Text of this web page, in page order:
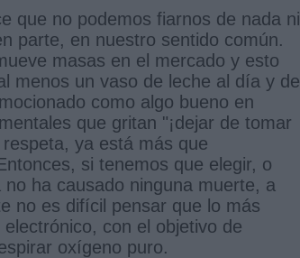
que no podemos fiarnos de nada ni
parte, en nuestro sentido común.
masas en el mercado y esto
menos un vaso de leche al día y de
como algo bueno en
que gritan "¡dejar de tomar
ya está más que
si tenemos que elegir, o
ha causado ninguna muerte, a
no es difícil pensar que lo más
con el objetivo de
oxígeno puro.